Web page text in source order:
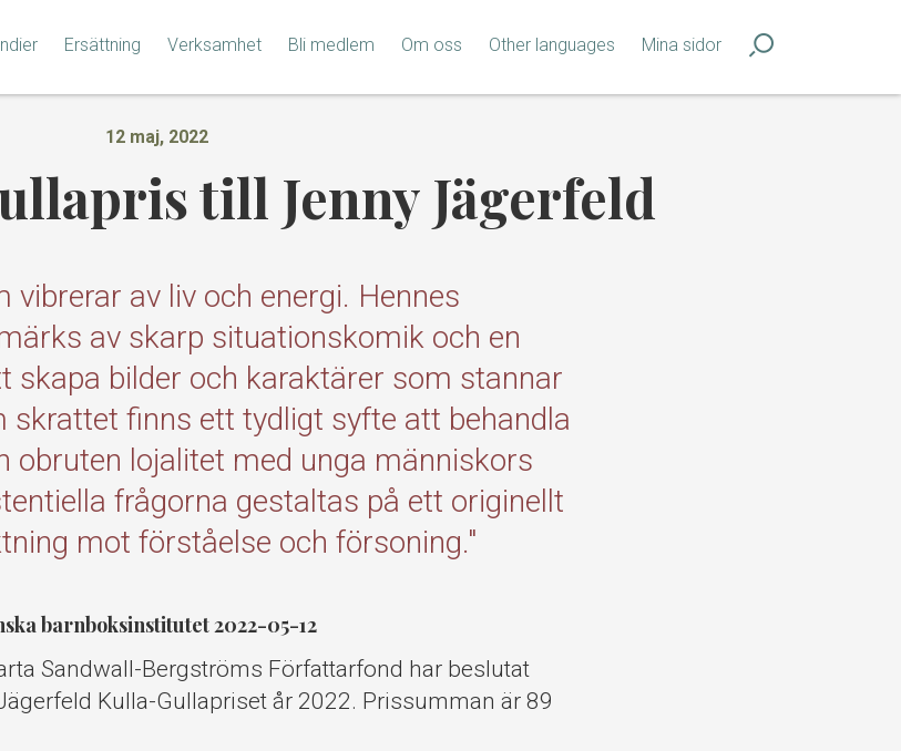
Ersättning Verksamhet Bli medlem Om oss Other languages Mina sidor
12 maj, 2022
till Jenny Jägerfeld
vibrerar av liv och energi. Hennes
av skarp situationskomik och en
skapa bilder och karaktärer som stannar
skrattet finns ett tydligt syfte att behandla
obruten lojalitet med unga människors
frågorna gestaltas på ett originellt
mot förståelse och försoning."
barnboksinstitutet 2022-05-12
Sandwall-Bergströms Författarfond har beslutat
Kulla-Gullapriset år 2022. Prissumman är 89